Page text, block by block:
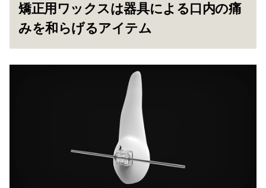
矯正用ワックスは器具による口内の痛
みを和らげるアイテム